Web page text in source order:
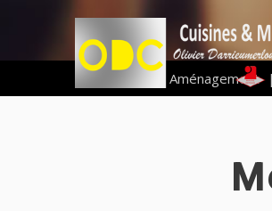
Vous êtes ici : Aménagement |